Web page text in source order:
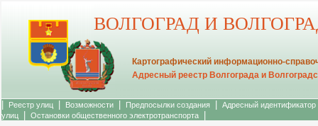
ВОЛГОГРАД И
Картографический информационно-
Адресный реестр Волгограда и
Реестр улиц Возможности Предпосылки создания
Адресный идентификатор
улиц
Остановки общественного электротранспорта